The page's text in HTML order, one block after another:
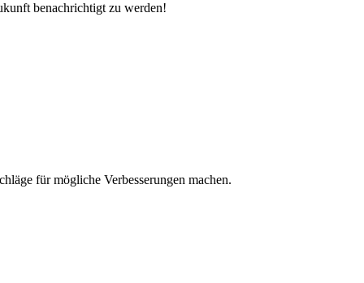
benachrichtigt zu werden!
für mögliche Verbesserungen machen.